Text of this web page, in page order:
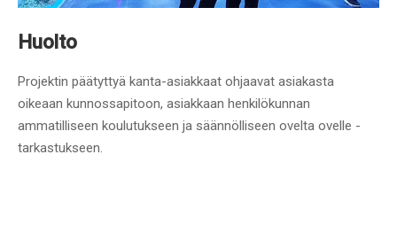
Huolto
Projektin päätyttyä kanta-asiakkaat ohjaavat asiakasta
oikeaan kunnossapitoon, asiakkaan henkilökunnan
ammatilliseen koulutukseen ja säännölliseen ovelta ovelle -
tarkastukseen.